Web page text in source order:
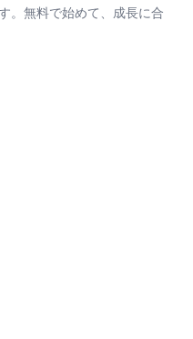
。無料で始めて、成長に合